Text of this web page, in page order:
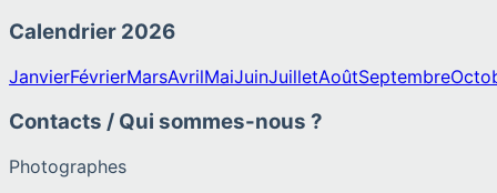
Calendrier 2026
JanvierFévrierMarsAvrilMaiJuinJuilletAoûtSeptembre
Contacts / Qui sommes-nous ?
Photographes